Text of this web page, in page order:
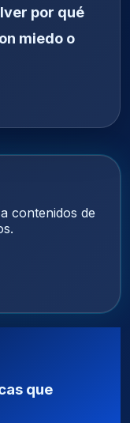
por qué
miedo o
contenidos de
que